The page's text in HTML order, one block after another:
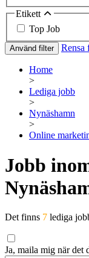
Etikett
Top Job
Använd filter Rensa
Home
>
Lediga jobb
>
Nynäshamn
>
Online
Jobb
Det finns 7 lediga
Ja, maila mig när det